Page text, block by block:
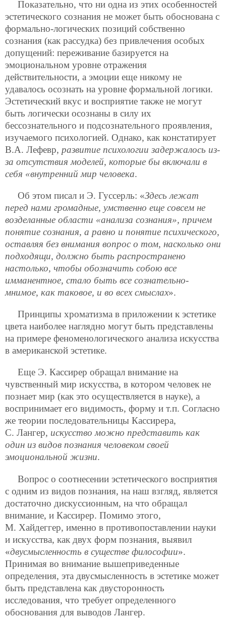
Показательно, что ни одна из этих особенностей
эстетического сознания не может быть обоснована с
формально-логических позиций собственно
сознания (как рассудка) без привлечения особых
допущений: переживание базируется на
эмоциональном уровне отражения
действительности, а эмоции еще никому не
удавалось осознать на уровне формальной логики.
Эстетический вкус и восприятие также не могут
быть логически осознаны в силу их
бессознательного и подсознательного проявления,
изучаемого психологией. Однако, как констатирует
В.А. Лефевр, развитие психологии задержалось из-
за отсутствия моделей, которые бы включали в
себя «внутренний мир человека.
Об этом писал и Э. Гуссерль: «Здесь лежат
перед нами громадные, умственно еще совсем не
возделанные области «анализа сознания», причем
понятие сознания, а равно и понятие психического,
оставляя без внимания вопрос о том, насколько они
подходящи, должно быть распространено
настолько, чтобы обозначить собою все
имманентное, стало быть все сознательно-
мнимое, как таковое, и во всех смыслах».
Принципы хроматизма в приложении к эстетике
цвета наиболее наглядно могут быть представлены
на примере феноменологического анализа искусства
в американской эстетике.
Еще Э. Кассирер обращал внимание на
чувственный мир искусства, в котором человек не
познает мир (как это осуществляется в науке), а
воспринимает его видимость, форму и т.п. Согласно
же теории последовательницы Кассирера,
С. Лангер, искусство можно представить как
один из видов познания человеком своей
эмоциональной жизни.
Вопрос о соотнесении эстетического восприятия
с одним из видов познания, на наш взгляд, является
достаточно дискуссионным, на что обращал
внимание, и Кассирер. Помимо этого,
М. Хайдеггер, именно в противопоставлении науки
и искусства, как двух форм познания, выявил
«двусмысленность в существе философии».
Принимая во внимание вышеприведенные
определения, эта двусмысленность в эстетике может
быть представлена как двусторонность
исследования, что требует определенного
обоснования для выводов Лангер.